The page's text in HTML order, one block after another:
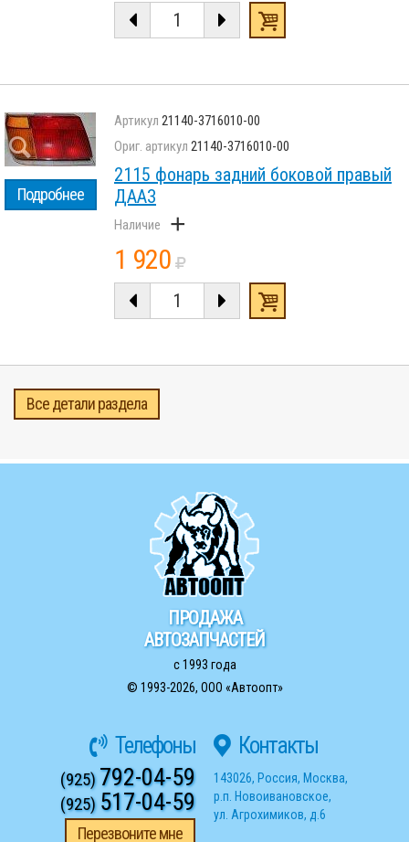
Подробнее
21140-3716010-00
21140-3716010-00
2115 фонарь задний боковой правый
ДААЗ
+
1 920
Все детали раздела
ПРОДАЖА
АВТОЗАПЧАСТЕЙ
с 1993 года
© 1993-2026, ООО «Автоопт»
Телефоны
(925)792-04-59
(925) 517-04-59
Перезвоните мне
Контакты
143026, Россия, Москва,
р.п. Новоивановское,
ул. Агрохимиков, д.6